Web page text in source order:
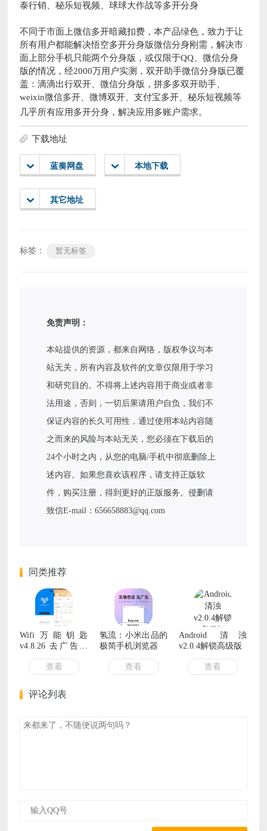
泰行销、秘乐短视频、球球大作战等多开分身
不同于市面上微信多开暗藏扣费，本产品绿色，致力于让
所有用户都能解决悟空多开分身版微信分身刚需，解决市
面上部分手机只能两个分身版，或仅限于QQ、微信分身
版的情况，经2000万用户实测，双开助手微信分身版已覆
盖：滴滴出行双开、微信分身版，拼多多双开助手、
weixin微信多开、微博双开、支付宝多开、秘乐短视频等
几乎所有应用多开分身，解决应用多账户需求。
下载地址
蓝奏网盘 本地下载
其它地址
标签： 暂无标签
免责声明：
本站提供的资源，都来自网络，版权争议与本
站无关，所有内容及软件的文章仅限用于学习
和研究目的。不得将上述内容用于商业或者非
法用途，否则，一切后果请用户自负，我们不
保证内容的长久可用性，通过使用本站内容随
之而来的风险与本站无关，您必须在下载后的
24个小时之内，从您的电脑/手机中彻底删除上
述内容。如果您喜欢该程序，请支持正版软
件，购买注册，得到更好的正版服务。侵删请
致信E-mail：656658883@qq.com
同类推荐
Wifi万能钥匙
v4.8.26 去广告显
密码国内版
查看
氢流：小米出品的
极简手机浏览器
查看
Android 清浊
v2.0.4解锁高级版
查看
评论列表